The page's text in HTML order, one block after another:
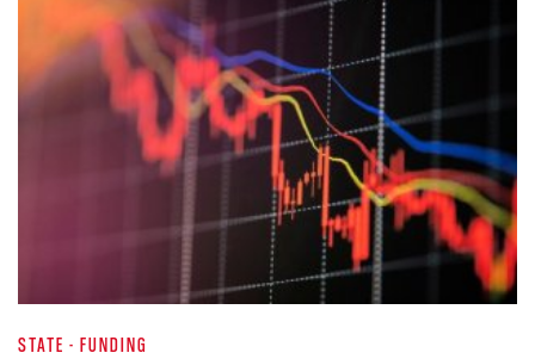
STATE - FUNDING